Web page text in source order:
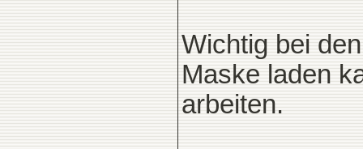
Wichtig bei
Maske laden
arbeiten.